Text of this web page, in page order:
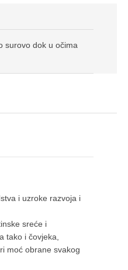
surovo dok u očima
i uzroke razvoja i
sreće i
tako i čovjeka,
moć obrane svakog